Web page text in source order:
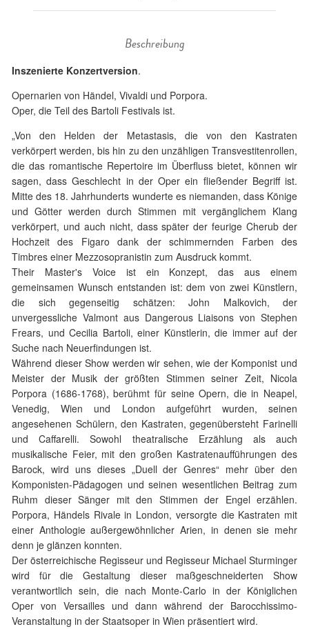
Beschreibung
Inszenierte Konzertversion.
Opernarien von Händel, Vivaldi und Porpora.
Oper, die Teil des Bartoli Festivals ist.
„Von den Helden der Metastasis, die von den Kastraten
verkörpert werden, bis hin zu den unzähligen Transvestitenrollen,
die das romantische Repertoire im Überfluss bietet, können wir
sagen, dass Geschlecht in der Oper ein fließender Begriff ist.
Mitte des 18. Jahrhunderts wunderte es niemanden, dass Könige
und Götter werden durch Stimmen mit vergänglichem Klang
verkörpert, und auch nicht, dass später der feurige Cherub der
Hochzeit des Figaro dank der schimmernden Farben des
Timbres einer Mezzosopranistin zum Ausdruck kommt.
Their Master's Voice ist ein Konzept, das aus einem
gemeinsamen Wunsch entstanden ist: dem von zwei Künstlern,
die sich gegenseitig schätzen: John Malkovich, der
unvergessliche Valmont aus Dangerous Liaisons von Stephen
Frears, und Cecilia Bartoli, einer Künstlerin, die immer auf der
Suche nach Neuerfindungen ist.
Während dieser Show werden wir sehen, wie der Komponist und
Meister der Musik der größten Stimmen seiner Zeit, Nicola
Porpora (1686-1768), berühmt für seine Opern, die in Neapel,
Venedig, Wien und London aufgeführt wurden, seinen
angesehenen Schülern, den Kastraten, gegenübersteht Farinelli
und Caffarelli. Sowohl theatralische Erzählung als auch
musikalische Feier, mit den großen Kastratenaufführungen des
Barock, wird uns dieses „Duell der Genres“ mehr über den
Komponisten-Pädagogen und seinen wesentlichen Beitrag zum
Ruhm dieser Sänger mit den Stimmen der Engel erzählen.
Porpora, Händels Rivale in London, versorgte die Kastraten mit
einer Anthologie außergewöhnlicher Arien, in denen sie mehr
denn je glänzen konnten.
Der österreichische Regisseur und Regisseur Michael Sturminger
wird für die Gestaltung dieser maßgeschneiderten Show
verantwortlich sein, die nach Monte-Carlo in der Königlichen
Oper von Versailles und dann während der Barocchissimo-
Veranstaltung in der Staatsoper in Wien präsentiert wird.